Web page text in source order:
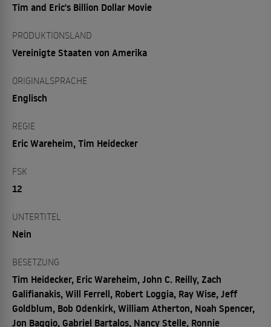
Tim and Eric's Billion Dollar Movie
PRODUKTIONSLAND
Vereinigte Staaten von Amerika
ORIGINALSPRACHE
Englisch
REGIE
Eric Wareheim, Tim Heidecker
FSK
12
UNTERTITEL
Nein
BESETZUNG
Tim Heidecker, Eric Wareheim, John C. Reilly, Zach
Galifianakis, Will Ferrell, Robert Loggia, Ray Wise, Jeff
Goldblum, Bob Odenkirk, William Atherton, Noah Spencer,
Jon Baggio, Gabriel Bartalos, Nancy Stelle, Ronnie